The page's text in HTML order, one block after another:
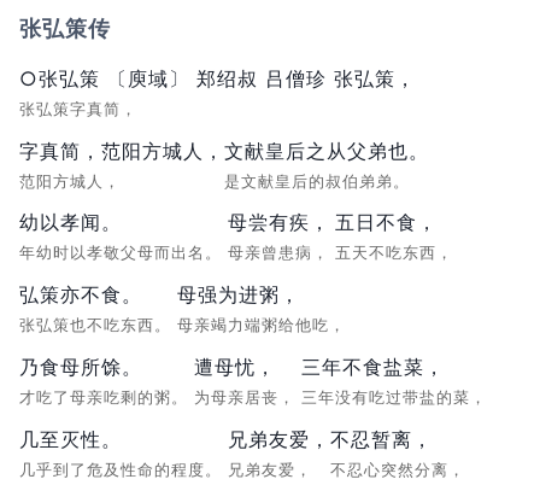
张弘策传
○张弘策 〔庾域〕 郑绍叔 吕僧珍 张弘策，
张弘策字真简，
字真简，范阳方城人，
范阳方城人，
文献皇后之从父弟也。
是文献皇后的叔伯弟弟。
幼以孝闻。
年幼时以孝敬父母而出名。
母尝有疾，
母亲曾患病，
五日不食，
五天不吃东西，
弘策亦不食。
张弘策也不吃东西。
母强为进粥，
母亲竭力端粥给他吃，
乃食母所馀。
才吃了母亲吃剩的粥。
遭母忧，
为母亲居丧，
三年不食盐菜，
三年没有吃过带盐的菜，
几至灭性。
几乎到了危及性命的程度。
兄弟友爱，
兄弟友爱，
不忍暂离，
不忍心突然分离，